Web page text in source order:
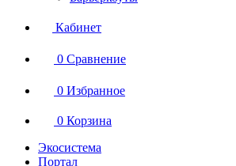
Кабинет
0 Сравнение
0 Избранное
0 Корзина
Экосистема
Портал